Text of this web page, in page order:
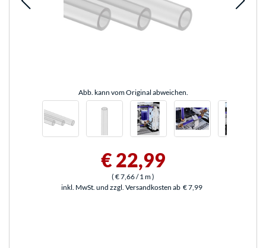
Abb. kann vom Original abweichen.
€ 22,99
( € 7,66/ 1 m)
inkl. MwSt. und zzgl. Versandkosten ab € 7,99